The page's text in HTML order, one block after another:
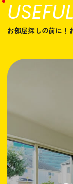
お部屋探しの前に！